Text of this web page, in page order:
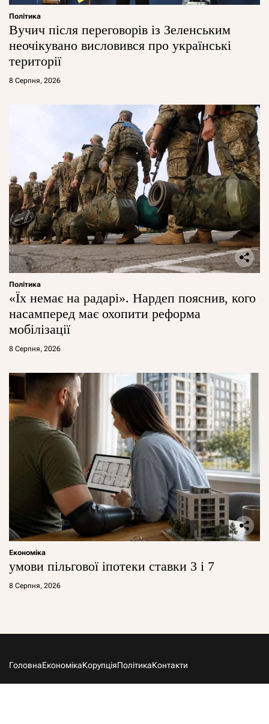
Політика
Вучич після переговорів із Зеленським
неочікувано висловився про українські
території
8 Серпня, 2026
Політика
«Їх немає на радарі». Нардеп пояснив, кого
насамперед має охопити реформа
мобілізації
8 Серпня, 2026
Економіка
умови пільгової іпотеки ставки 3 і 7
8 Серпня, 2026
ГоловнаЕкономікаКорупціяПолітикаКонтакти